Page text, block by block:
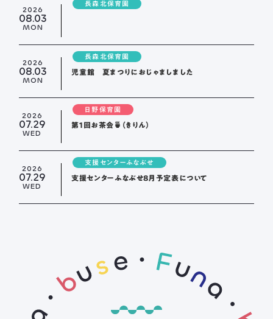
2026
08.03
MON
長森北保育園
2026
08.03
MON
長森北保育園
児童館 夏まつりにおじゃましました
2026
07.29
WED
日野保育園
第１回お茶会🍵（きりん）
2026
07.29
WED
支援センターふなぶせ
支援センターふなぶせ8月予定表について